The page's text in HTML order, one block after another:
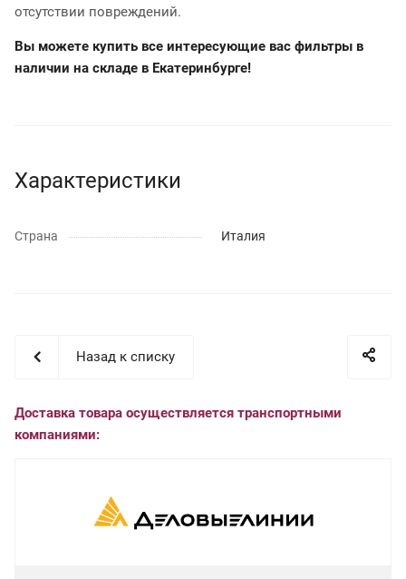
отсутствии повреждений.
Вы можете купить все интересующие вас фильтры в
наличии на складе в Екатеринбурге!
Характеристики
Страна Италия
Назад к списку
Доставка товара осуществляется транспортными
компаниями: